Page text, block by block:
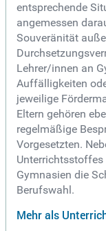
entsprechende
angemessen
Souveränität
Lehrer/innen an
Auffälligkeiten
jeweilige
Eltern gehören
regelmäßige
Vorgesetzten.
Gymnasien die
Berufswahl.
Mehr als